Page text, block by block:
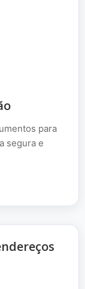
para
segura e